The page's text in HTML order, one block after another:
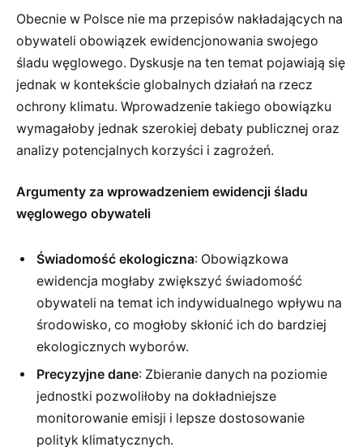
Obecnie w Polsce nie ma przepisów nakładających na
obywateli obowiązek ewidencjonowania swojego
śladu węglowego. Dyskusje na ten temat pojawiają się
jednak w kontekście globalnych działań na rzecz
ochrony klimatu. Wprowadzenie takiego obowiązku
wymagałoby jednak szerokiej debaty publicznej oraz
analizy potencjalnych korzyści i zagrożeń.
Argumenty za wprowadzeniem ewidencji śladu
węglowego obywateli
Świadomość ekologiczna: Obowiązkowa
ewidencja mogłaby zwiększyć świadomość
obywateli na temat ich indywidualnego wpływu na
środowisko, co mogłoby skłonić ich do bardziej
ekologicznych wyborów.
Precyzyjne dane: Zbieranie danych na poziomie
jednostki pozwoliłoby na dokładniejsze
monitorowanie emisji i lepsze dostosowanie
polityk klimatycznych.